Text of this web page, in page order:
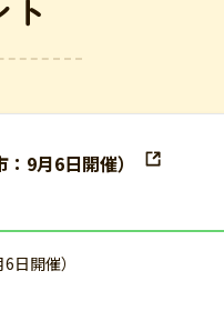
9月6日開催）
日開催）